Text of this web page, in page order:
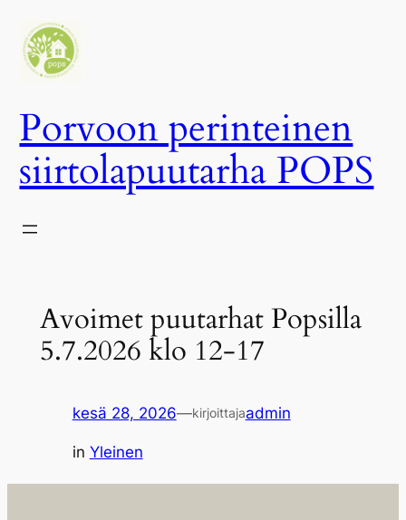
sisältöön
Porvoon perinteinen
siirtolapuutarha POPS
Avoimet puutarhat Popsilla
5.7.2026 klo 12-17
kesä 28, 2026—kirjoittajaadmin
in Yleinen